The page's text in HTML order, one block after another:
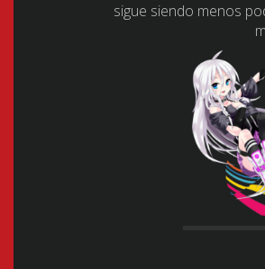
sigue siendo menos